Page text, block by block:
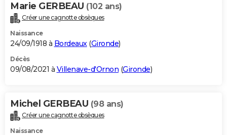
Marie GERBEAU (102 ans)
Créer une cagnotte obsèques
Naissance
24/09/1918 à Bordeaux(Gironde)
Décès
09/08/2021 à Villenave-d'Ornon (Gironde)
Michel GERBEAU (98 ans)
Créer une cagnotte obsèques
Naissance